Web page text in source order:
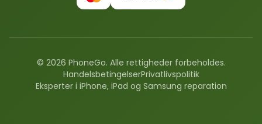
© 2026 PhoneGo. Alle rettigheder forbeholdes.
HandelsbetingelserPrivatlivspolitik
Eksperter i iPhone, iPad og Samsung reparation